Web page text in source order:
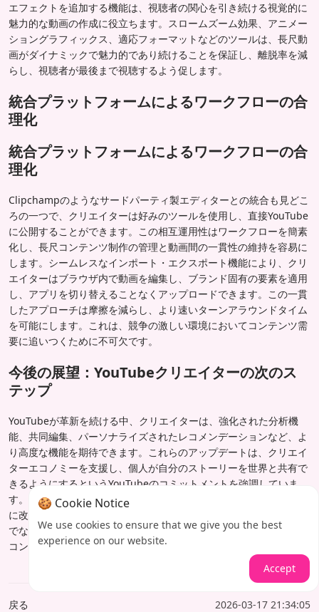
エフェクトを追加する機能は、視聴者の関心を引き続ける視覚的に
魅力的な動画の作成に役立ちます。スロームズーム効果、アニメー
ショングラフィックス、適応フォーマットなどのツールは、長尺動
画がダイナミックで魅力的であり続けることを保証し、離脱率を減
らし、視聴者が最後まで視聴するよう促します。
統合プラットフォームによるワークフローの合
理化
統合プラットフォームによるワークフローの合
理化
Clipchampのようなサードパーティ製エディターとの統合も見どこ
ろの一つで、クリエイターは好みのツールを使用し、直接YouTube
に公開することができます。この相互運用性はワークフローを簡素
化し、長尺コンテンツ制作の管理と動画間の一貫性の維持を容易に
します。シームレスなインポート・エクスポート機能により、クリ
エイターはブラウザ内で動画を編集し、ブランド固有の要素を適用
し、アプリを切り替えることなくアップロードできます。この一貫
したアプローチは摩擦を減らし、より速いターンアラウンドタイム
を可能にします。これは、競争の激しい環境においてコンテンツ需
要に追いつくために不可欠です。
今後の展望：YouTubeクリエイターの次のス
テップ
YouTubeが革新を続ける中、クリエイターは、強化された分析機
能、共同編集、パーソナライズされたレコメンデーションなど、よ
り高度な機能を期待できます。これらのアップデートは、クリエイ
ターエコノミーを支援し、個人が自分のストーリーを世界と共有で
きるようにするというYouTubeのコミットメントを強調していま
す。クリエイターからのフィードバックに基づいてツールを継続的
に改良することで、YouTubeは長尺動画制作を単に簡単にするだけ
でなく、より報われるものにし、誰もが世界的に共感される高品質
コンテンツを制作できる未来への道を開くことを目指しています。
戻る 2026-03-17 21:34:05
🍪 Cookie Notice
We use cookies to ensure that we give you the best
experience on our website.
Accept